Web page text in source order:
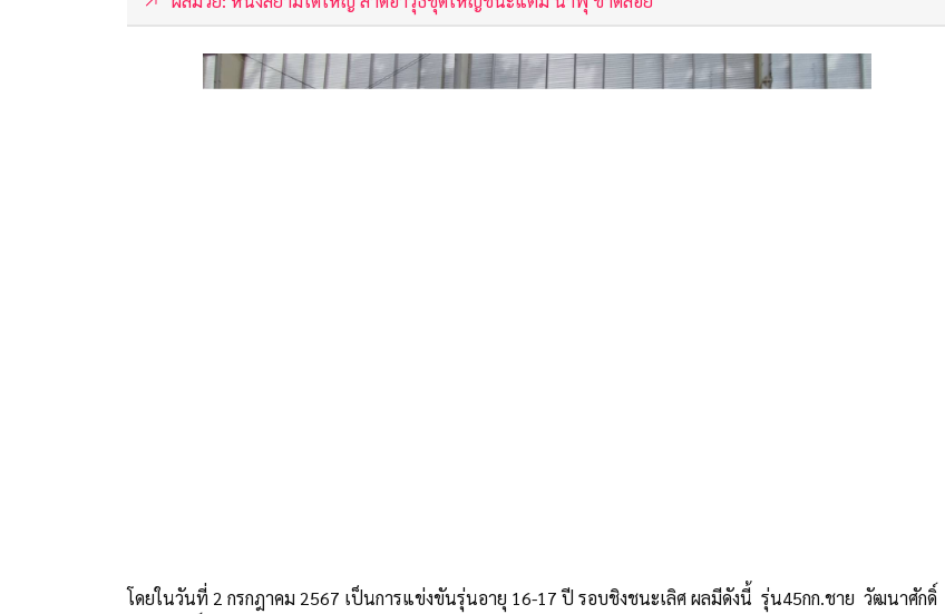
โดยในวันที่ 2 กรกฎาคม 2567 เป็นการแข่งขันรุ่นอายุ 16-17 ปี รอบชิงชนะเลิศ ผลมีดังนี้ รุ่น45กก.ชาย วัฒนาศักดิ์